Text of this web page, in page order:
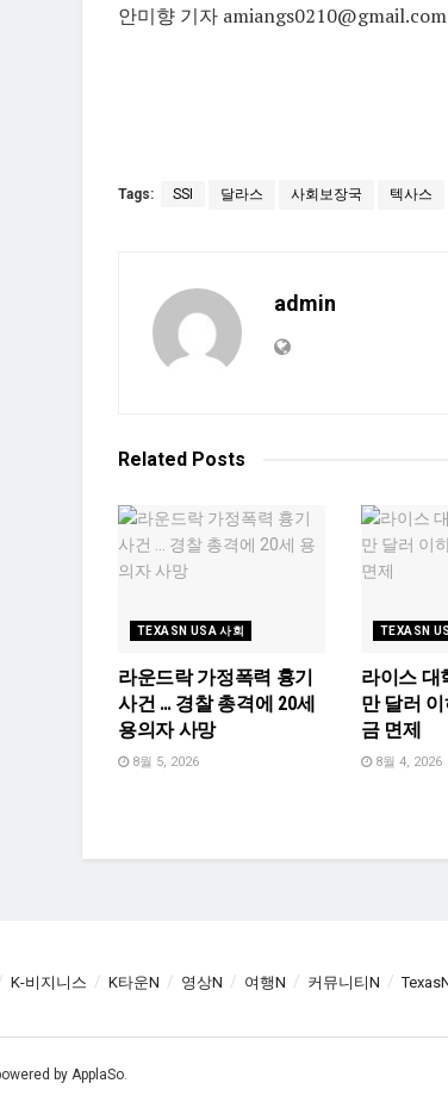
안미향 기자 amiangs0210@gmail.com
Tags: SSI 달라스 사회보장국 텍사스
admin
Related Posts
TEXASN USA 사회
라운드락 가정폭력 흉기
사건 … 경찰 총격에 20세
용의자 사망
8월 5, 2026
TEXASN
라이스 대
만 달러
금 면제
8월 4, 2026
K-비지니스 K타운N 영상N 여행N 커뮤니티N
by ApplaSo.